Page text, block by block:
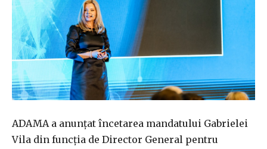
ADAMA a anunțat încetarea mandatului Gabrielei
Vila din funcția de Director General pentru